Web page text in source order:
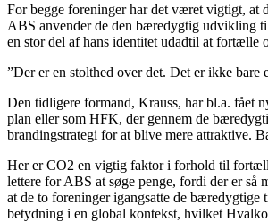
For begge foreninger har det været vigtigt, at
ABS anvender de den bæredygtig udvikling
en stor del af hans identitet udadtil at fortælle
”Der er en stolthed over det. Det er ikke bare
Den tidligere formand, Krauss, har bl.a. fået
plan eller som HFK, der gennem de
brandingstrategi for at blive mere attraktive.
Her er CO2 en vigtig faktor i forhold til
lettere for ABS at søge penge, fordi der er
at de to foreninger igangsatte de
betydning i en global kontekst, hvilket